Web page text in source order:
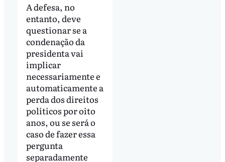
A defesa, no
entanto, deve
questionar se a
condenação da
presidenta vai
implicar
necessariamente e
automaticamente a
perda dos direitos
políticos por oito
anos, ou se será o
caso de fazer essa
pergunta
separadamente